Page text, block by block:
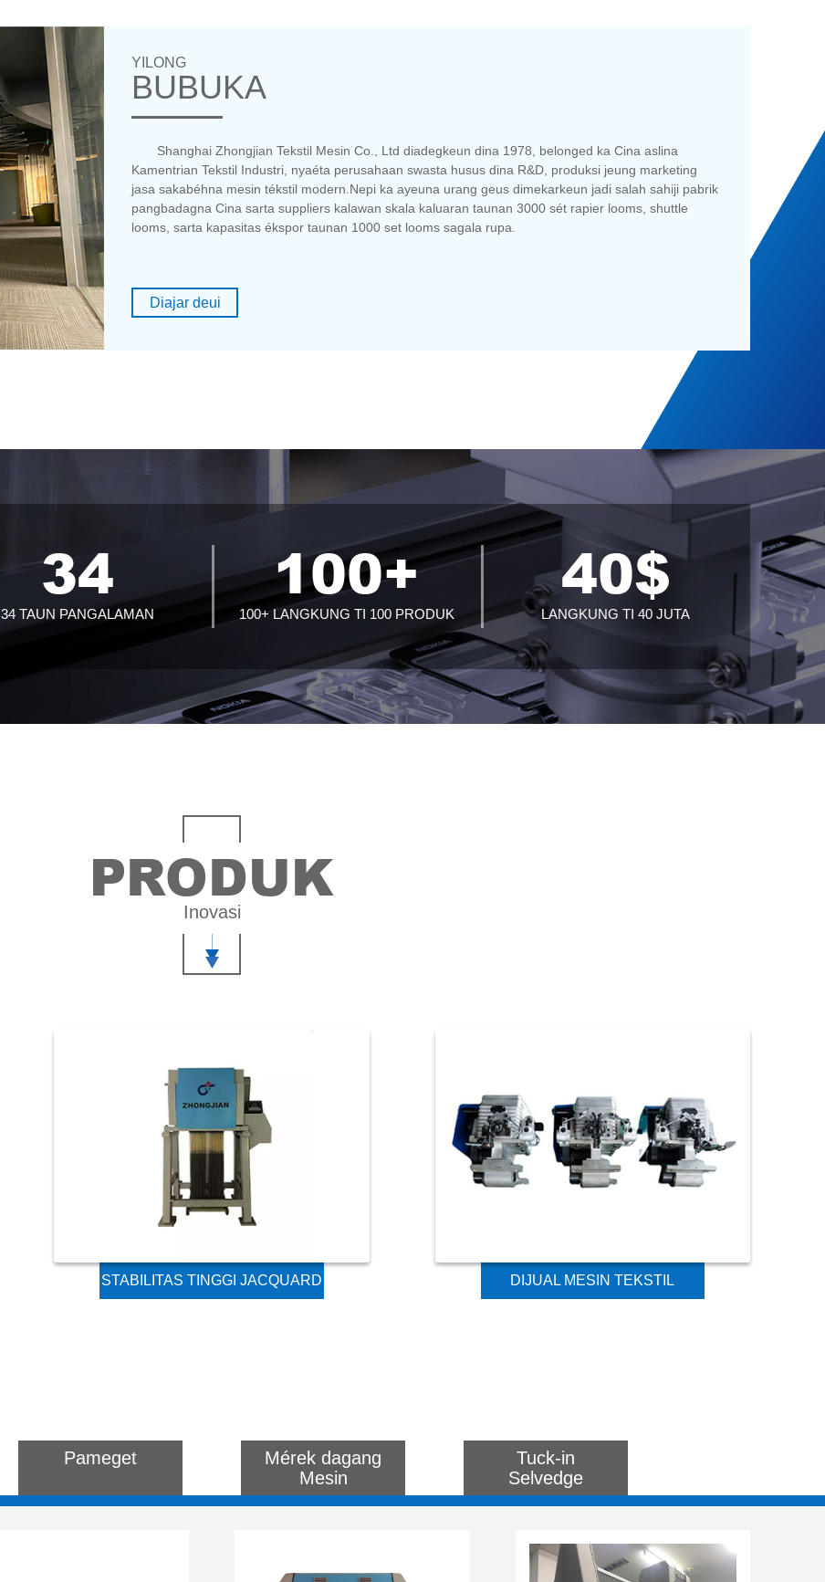
YILONG
BUBUKA
Shanghai Zhongjian Tekstil Mesin Co., Ltd diadegkeun dina 1978, belonged ka Cina aslina
Kamentrian Tekstil Industri, nyaéta perusahaan swasta husus dina R&D, produksi jeung marketing
jasa sakabéhna mesin tékstil modern.Nepi ka ayeuna urang geus dimekarkeun jadi salah sahiji pabrik
pangbadagna Cina sarta suppliers kalawan skala kaluaran taunan 3000 sét rapier looms, shuttle
looms, sarta kapasitas ékspor taunan 1000 set looms sagala rupa.
Diajar deui
34
34 TAUN PANGALAMAN
100+
100+ LANGKUNG TI 100 PRODUK
40$
LANGKUNG TI 40 JUTA
PRODUK
Inovasi
STABILITAS TINGGI JACQUARD DIJUAL MESIN TEKSTIL
Pameget
Mérek dagang
Mesin
Tuck-in
Selvedge